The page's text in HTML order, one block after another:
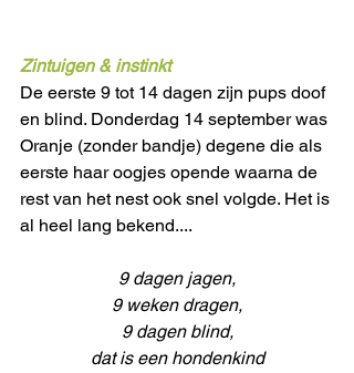
Zintuigen & instinkt
De eerste 9 tot 14 dagen zijn pups doof
en blind. Donderdag 14 september was
Oranje (zonder bandje) degene die als
eerste haar oogjes opende waarna de
rest van het nest ook snel volgde. Het is
al heel lang bekend....
9 dagen jagen,
9 weken dragen,
9 dagen blind,
dat is een hondenkind